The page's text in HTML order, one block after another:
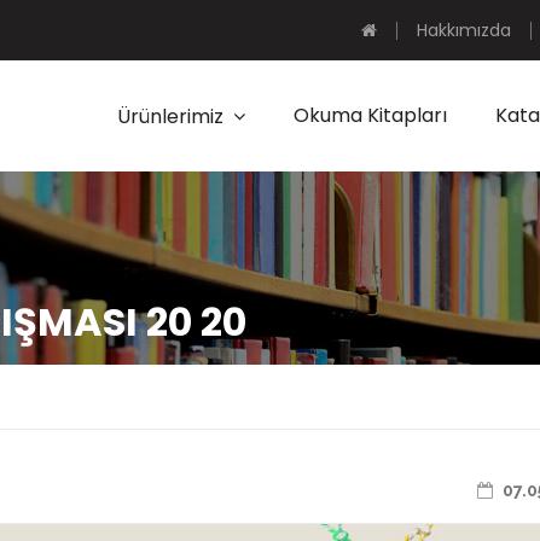
Hakkımızda
Ürünlerimiz Okuma Kitapları
20 20